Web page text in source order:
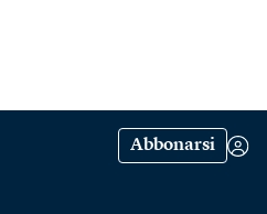
Abbonarsi